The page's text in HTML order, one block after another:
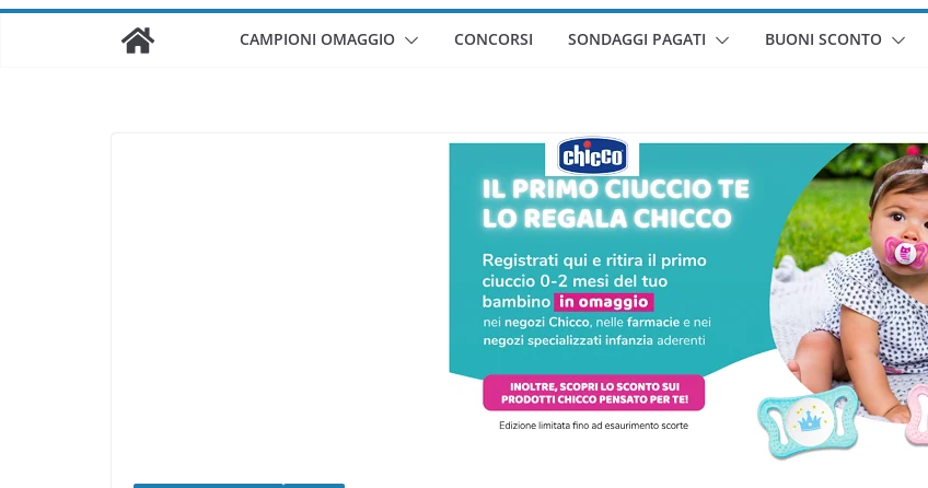
CAMPIONI OMAGGIO CONCORSI SONDAGGI PAGATI BUONI SCONTO